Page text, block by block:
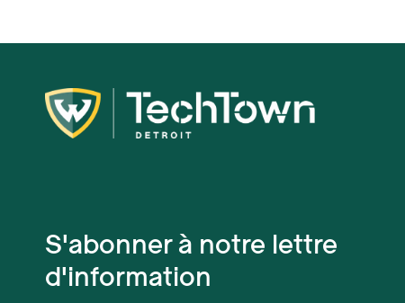
S'abonner à notre lettre
d'information